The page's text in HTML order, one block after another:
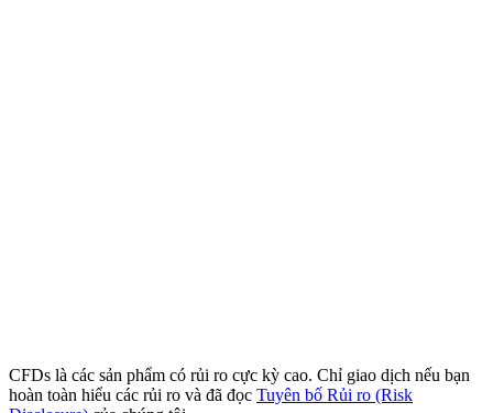
CFDs là các sản phẩm có rủi ro cực kỳ cao. Chỉ giao dịch nếu bạn
hoàn toàn hiểu các rủi ro và đã đọc Tuyên bố Rủi ro (Risk